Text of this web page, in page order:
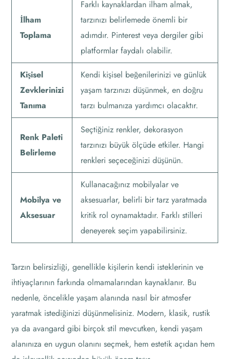
İlham
Toplama
Farklı kaynaklardan ilham almak,
tarzınızı belirlemede önemli bir
adımdır. Pinterest veya dergiler gibi
platformlar faydalı olabilir.
Kişisel
Zevklerinizi
Tanıma
Kendi kişisel beğenilerinizi ve günlük
yaşam tarzınızı düşünmek, en doğru
tarzı bulmanıza yardımcı olacaktır.
Renk Paleti
Belirleme
Seçtiğiniz renkler, dekorasyon
tarzınızı büyük ölçüde etkiler. Hangi
renkleri seçeceğinizi düşünün.
Mobilya ve
Aksesuar
Kullanacağınız mobilyalar ve
aksesuarlar, belirli bir tarz yaratmada
kritik rol oynamaktadır. Farklı stilleri
deneyerek seçim yapabilirsiniz.
Tarzın belirsizliği, genellikle kişilerin kendi isteklerinin ve
ihtiyaçlarının farkında olmamalarından kaynaklanır. Bu
nedenle, öncelikle yaşam alanında nasıl bir atmosfer
yaratmak istediğinizi düşünmelisiniz. Modern, klasik, rustik
ya da avangard gibi birçok stil mevcutken, kendi yaşam
alanınıza en uygun olanını seçmek, hem estetik açıdan hem